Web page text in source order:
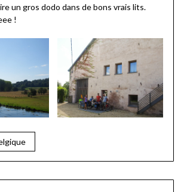
un gros dodo dans de bons vrais lits.
!